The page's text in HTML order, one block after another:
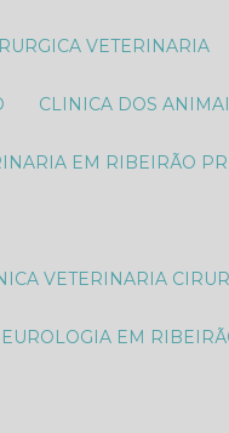
VETERINARIA
CLINICA DOS
EM RIBEIRÃO
VETERINARIA
EM